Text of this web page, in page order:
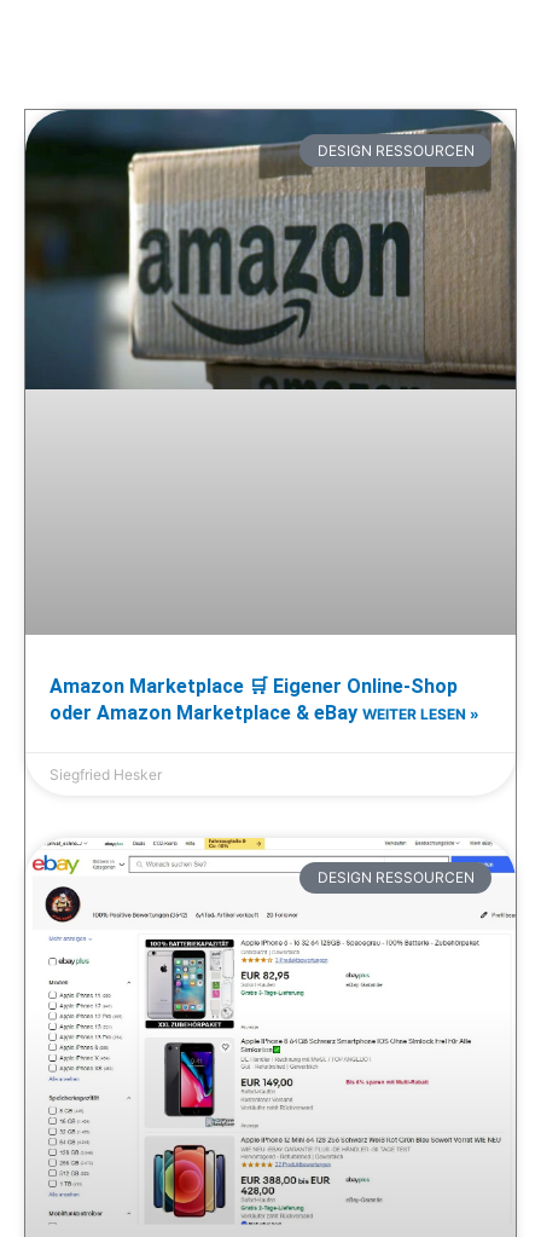
DESIGN RESSOURCEN
Amazon Marketplace 🛒 Eigener Online-Shop
oder Amazon Marketplace & eBay WEITER LESEN »
Siegfried Hesker
DESIGN RESSOURCEN